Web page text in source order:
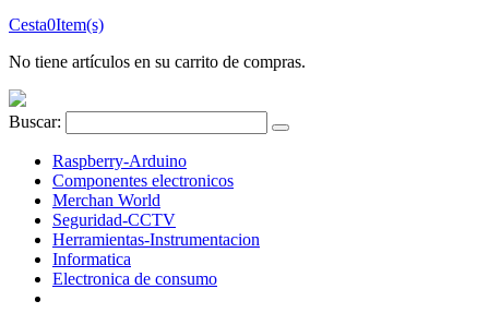
Cesta0Item(s)
No tiene artículos en su carrito de compras.
Buscar:
Raspberry-Arduino
Componentes electronicos
Merchan World
Seguridad-CCTV
Herramientas-Instrumentacion
Informatica
Electronica de consumo